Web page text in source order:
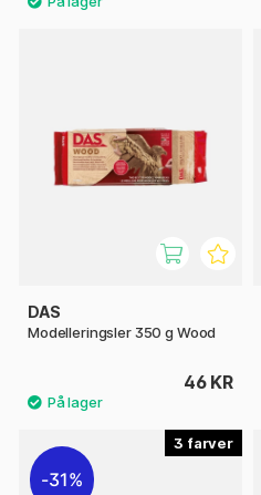
DAS
Modelleringsler 350 g Wood
46 KR
3
31%